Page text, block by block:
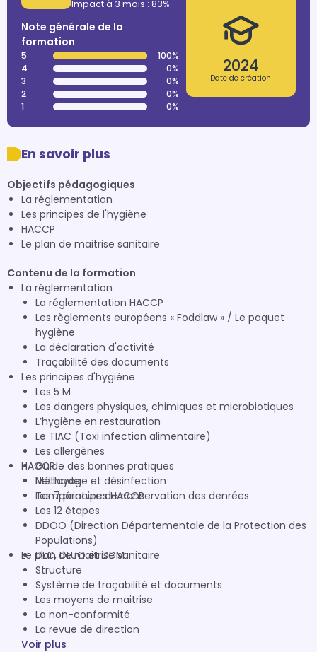
Impact à 3 mois : 83%
Note générale de la
formation
5
100%
4
0%
3
0%
2
0%
1
0%
2024
Date de création
En savoir plus
Objectifs pédagogiques
La réglementation
Les principes de l'hygiène
HACCP
Le plan de maitrise sanitaire
Contenu de la formation
La réglementation
La réglementation HACCP
Les règlements européens « Foddlaw » / Le paquet
hygiène
La déclaration d'activité
Traçabilité des documents
Les principes d'hygiène
Les 5 M
Les dangers physiques, chimiques et microbiotiques
L’hygiène en restauration
Le TIAC (Toxi infection alimentaire)
Les allergènes
Guide des bonnes pratiques
Nettoyage et désinfection
Température de conservation des denrées
HACCP
Méthode
Les 7 principes HACCP
Les 12 étapes
DDOO (Direction Départementale de la Protection des
Populations)
DLC, DLUO et DDM
Le plan de maitrise sanitaire
Structure
Système de traçabilité et documents
Les moyens de maitrise
La non-conformité
La revue de direction
Voir plus